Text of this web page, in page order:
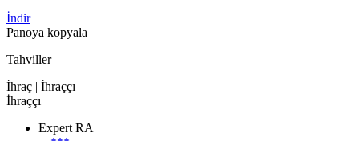
İndir
Panoya kopyala
Tahviller
İhraç | İhraççı
İhraççı
Expert RA